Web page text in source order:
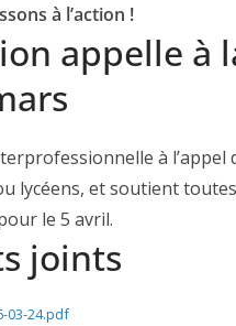
à l’action !
appelle à
à l’appel
lycéens, et soutient
le 5 avril.
joints
03-24.pdf